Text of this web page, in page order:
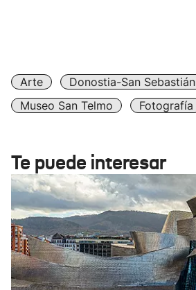
Arte Donostia-San Sebastián
Museo San Telmo
Fotografía
Te puede interesar